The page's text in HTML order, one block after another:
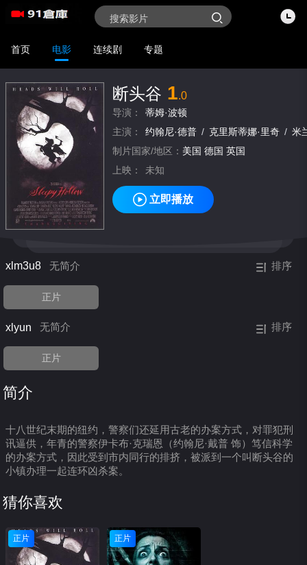
首页 电影 连续剧 专题
断头谷 1.0
导演：
蒂姆·波顿
主演：
约翰尼·德普 / 克里斯蒂娜·里奇 / 米
制片国家/地区： 美国 德国 英国
上映：
未知
立即播放
xlm3u8 无简介 排序
正片
xlyun 无简介 排序
正片
简介
十八世纪末期的纽约，警察们还延用古老的办案方式，对罪犯刑
讯逼供，年青的警察伊卡布·克瑞恩（约翰尼·戴普 饰）笃信科学
的办案方式，因此受到市内同行的排挤，被派到一个叫断头谷的
小镇办理一起连环凶杀案。
猜你喜欢
正片 正片